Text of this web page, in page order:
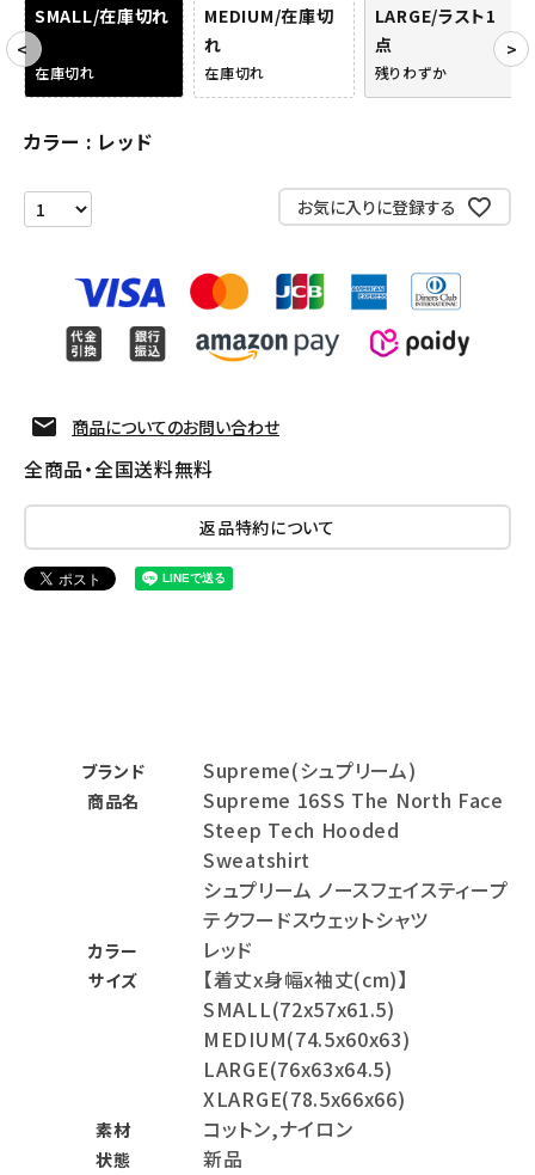
CONTENTS
ようこそ ゲスト 様
meeting_room ログイン
Follow us
SMALL/在庫切れ
在庫切れ
MEDIUM/在庫切
れ
在庫切れ
LARGE/ラスト1
点
残りわずか
カラー レッド
お気に入りに登録する
商品についてのお問い合わせ
全商品・全国送料無料
返品特約について
ブランド Supreme(シュプリーム)
商品名
Supreme 16SS The North Face
Steep Tech Hooded
Sweatshirt
シュプリーム ノースフェイスティープ
テクフードスウェットシャツ
カラー レッド
サイズ
【着丈x身幅x袖丈(cm)】
SMALL(72x57x61.5)
MEDIUM(74.5x60x63)
LARGE(76x63x64.5)
XLARGE(78.5x66x66)
素材 コットン,ナイロン
状態 新品